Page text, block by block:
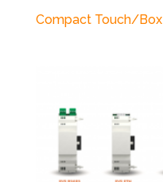
Compact Touch/Box